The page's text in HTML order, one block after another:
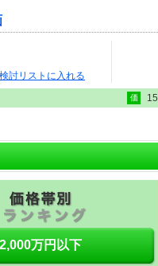
検討リストに入れる
価
2,000万円以下